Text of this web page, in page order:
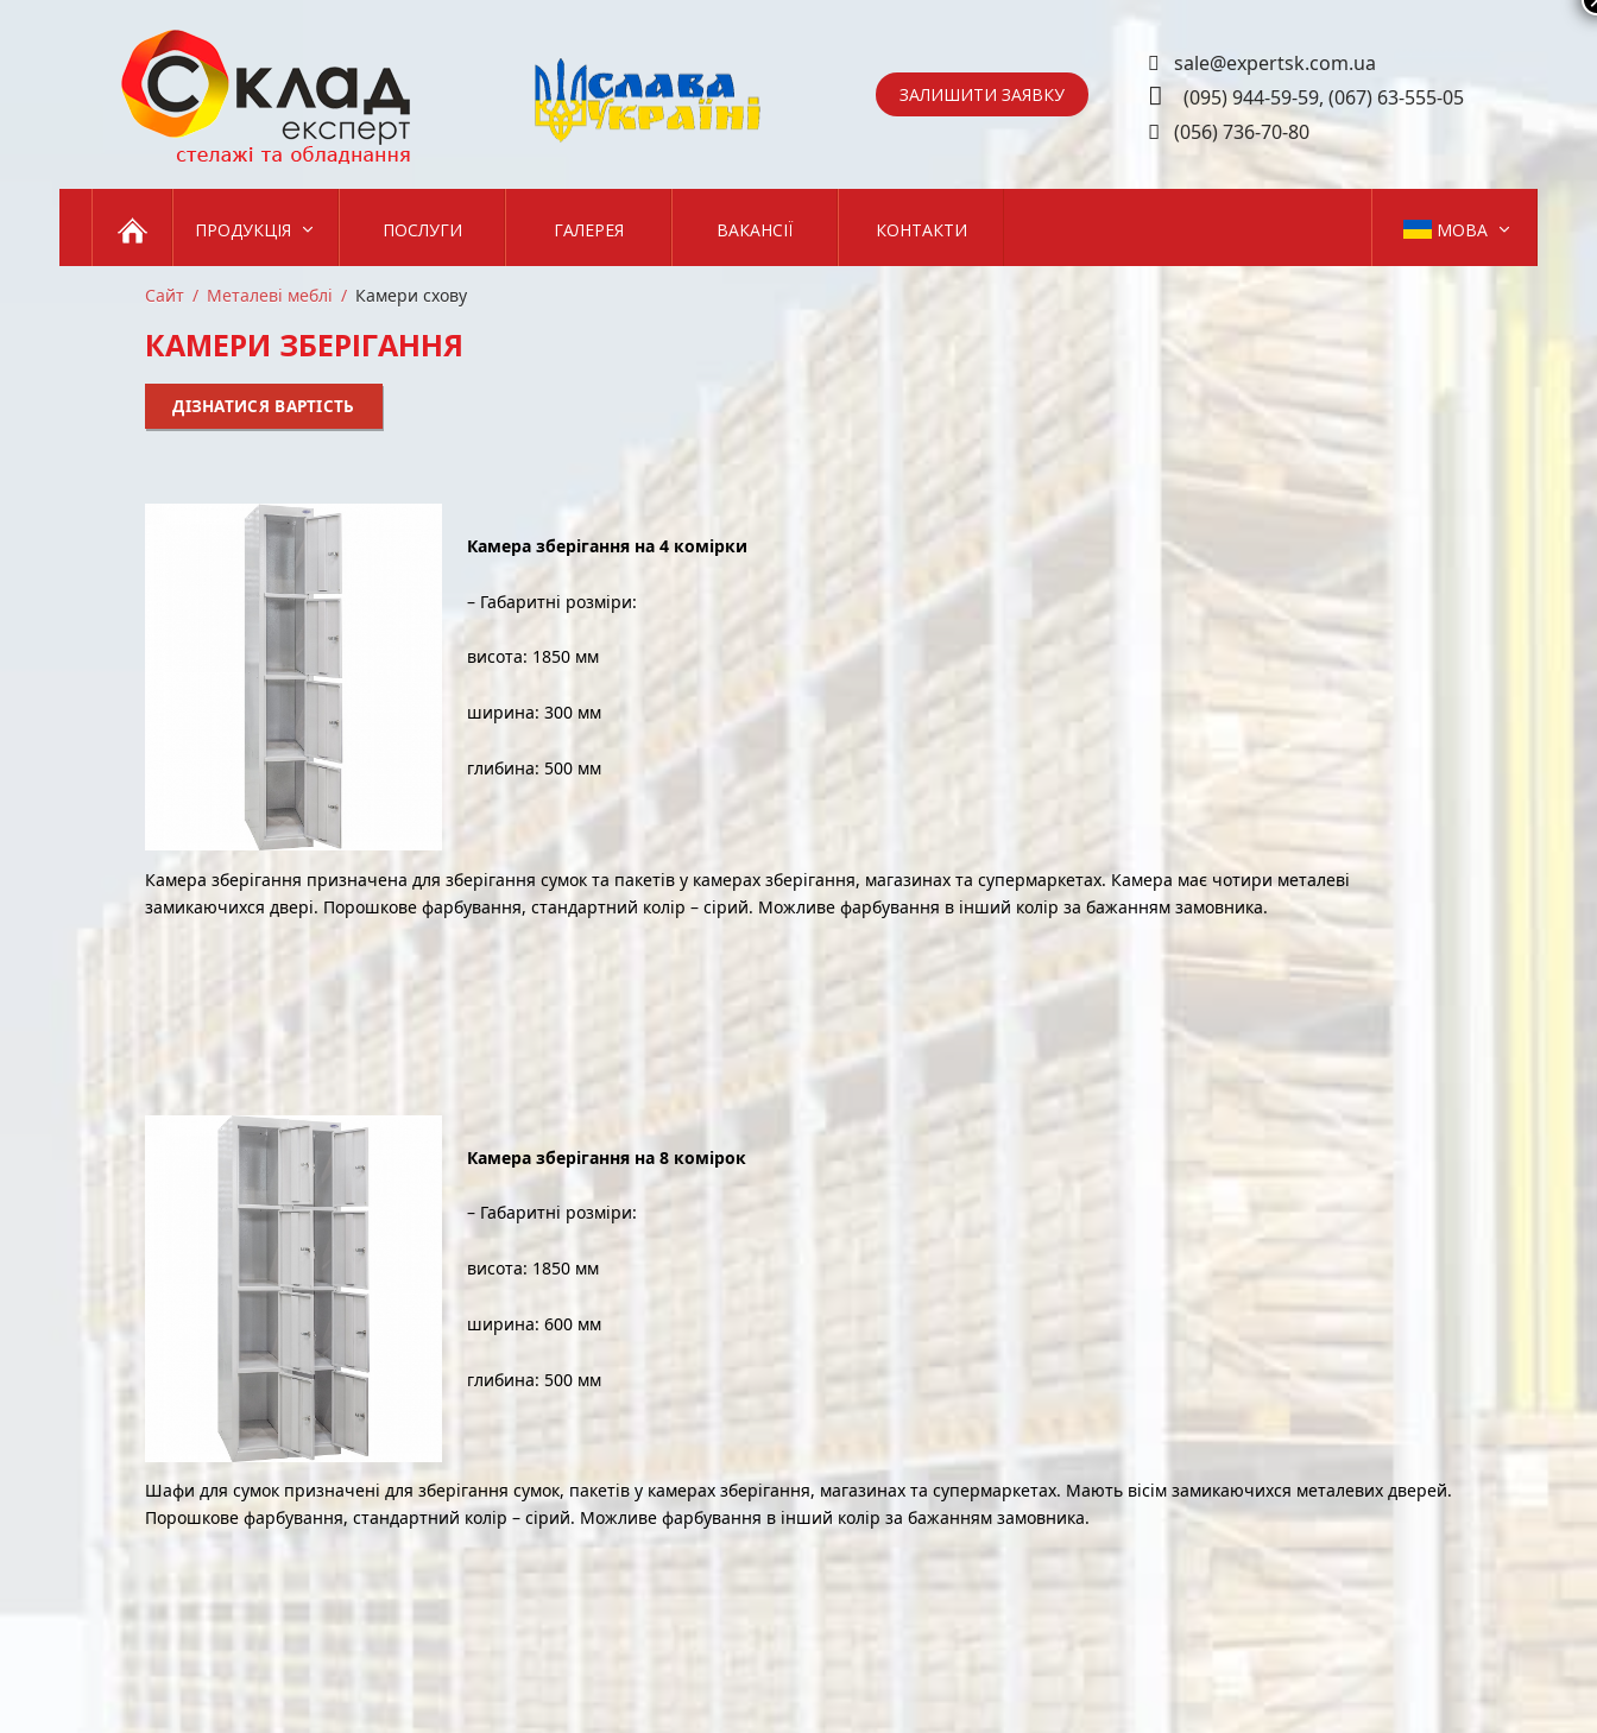
ЗАЛИШИТИ ЗАЯВКУ
sale@expertsk.com.ua
(095) 944-59-59, (067) 63-555-05
(056) 736-70-80
ПРОДУКЦІЯ ПОСЛУГИ ГАЛЕРЕЯ ВАКАНСІЇ КОНТАКТИ МОВА
Сайт Металеві меблі Камери схову
КАМЕРИ ЗБЕРІГАННЯ
ДІЗНАТИСЯ ВАРТІСТЬ
Камера зберігання на 4 комірки
– Габаритні розміри:
висота: 1850 мм
ширина: 300 мм
глибина: 500 мм
Камера зберігання призначена для зберігання сумок та пакетів у камерах зберігання, магазинах та супермаркетах. Камера має чотири металеві
замикаючихся двері. Порошкове фарбування, стандартний колір – сірий. Можливе фарбування в інший колір за бажанням замовника.
Камера зберігання на 8 комірок
– Габаритні розміри:
висота: 1850 мм
ширина: 600 мм
глибина: 500 мм
Шафи для сумок призначені для зберігання сумок, пакетів у камерах зберігання, магазинах та супермаркетах. Мають вісім замикаючихся металевих дверей.
Порошкове фарбування, стандартний колір – сірий. Можливе фарбування в інший колір за бажанням замовника.